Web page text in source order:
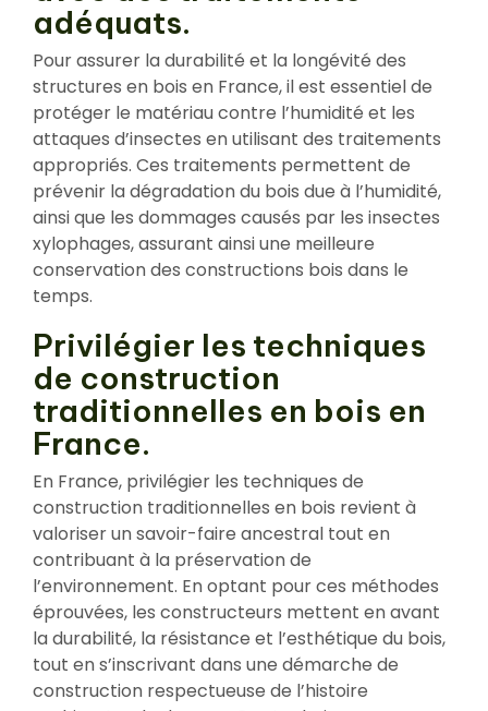
adéquats.
Pour assurer la durabilité et la longévité des
structures en bois en France, il est essentiel de
protéger le matériau contre l’humidité et les
attaques d’insectes en utilisant des traitements
appropriés. Ces traitements permettent de
prévenir la dégradation du bois due à l’humidité,
ainsi que les dommages causés par les insectes
xylophages, assurant ainsi une meilleure
conservation des constructions bois dans le
temps.
Privilégier les techniques
de construction
traditionnelles en bois en
France.
En France, privilégier les techniques de
construction traditionnelles en bois revient à
valoriser un savoir-faire ancestral tout en
contribuant à la préservation de
l’environnement. En optant pour ces méthodes
éprouvées, les constructeurs mettent en avant
la durabilité, la résistance et l’esthétique du bois,
tout en s’inscrivant dans une démarche de
construction respectueuse de l’histoire